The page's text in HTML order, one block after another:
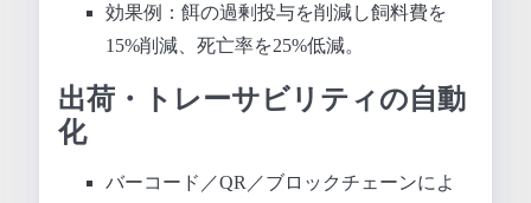
効果例：餌の過剰投与を削減し飼料費を
15%削減、死亡率を25%低減。
出荷・トレーサビリティの自動
化
バーコード／QR／ブロックチェーンによ